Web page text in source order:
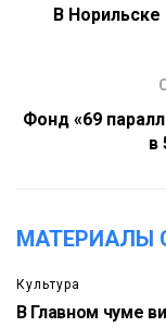
В Норильске
Фонд «69
в
МАТЕРИАЛЫ
Культура
В Главном чуме